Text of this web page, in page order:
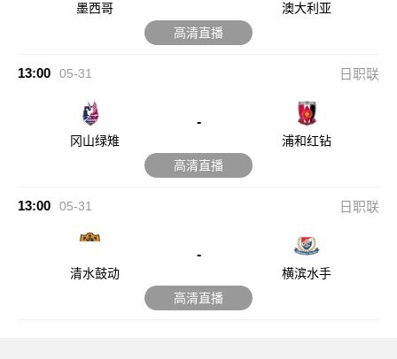
墨西哥
澳大利亚
高清直播
13:00 05-31 日职联
冈山绿雉
-
浦和红钻
高清直播
13:00 05-31 日职联
清水鼓动
-
横滨水手
高清直播